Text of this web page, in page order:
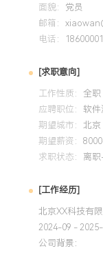
陷，推动团
与流程中的
人特质：逻
培训经历
2024-09 -
系统掌握了
化，在项目
面貌： 党员
邮箱：
电话：
[求职意向]
工作性质： 全职
应聘职位： 软件
期望城市： 北京
期望薪资：
求职状态： 离
[工作经历]
北京XX科技有
2024-09 -
公司背景：